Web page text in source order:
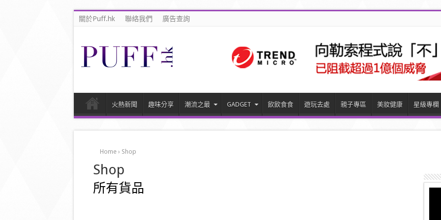
關於Puff.hk 聯絡我們 廣告查詢
火熱新聞 趣味分享 潮流之最 GADGET 飲飲食食 遊玩去處 親子專區 美妝健康 星級專欄
Home › Shop
Shop
所有貨品